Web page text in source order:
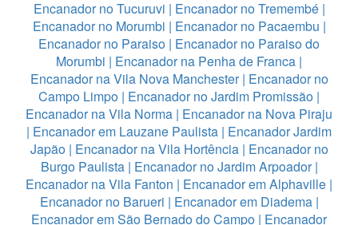
Encanador no Tucuruvi | Encanador no Tremembé|
Encanador no Morumbi | Encanador no Pacaembu |
Encanador no Paraiso | Encanador no Paraiso do
Morumbi | Encanador na Penha de Franca |
Encanador na Vila Nova Manchester| Encanador no
Campo Limpo | Encanador no Jardim Promissão |
Encanador na Vila Norma | Encanador na Nova Piraju
| Encanador em Lauzane Paulista | Encanador Jardim
Japão| Encanador na Vila Hortência| Encanador no
Burgo Paulista| Encanador no Jardim Arpoador|
Encanador na Vila Fanton | Encanador em Alphaville |
Encanador no Barueri | Encanador em Diadema|
Encanador em São Bernado do Campo | Encanador